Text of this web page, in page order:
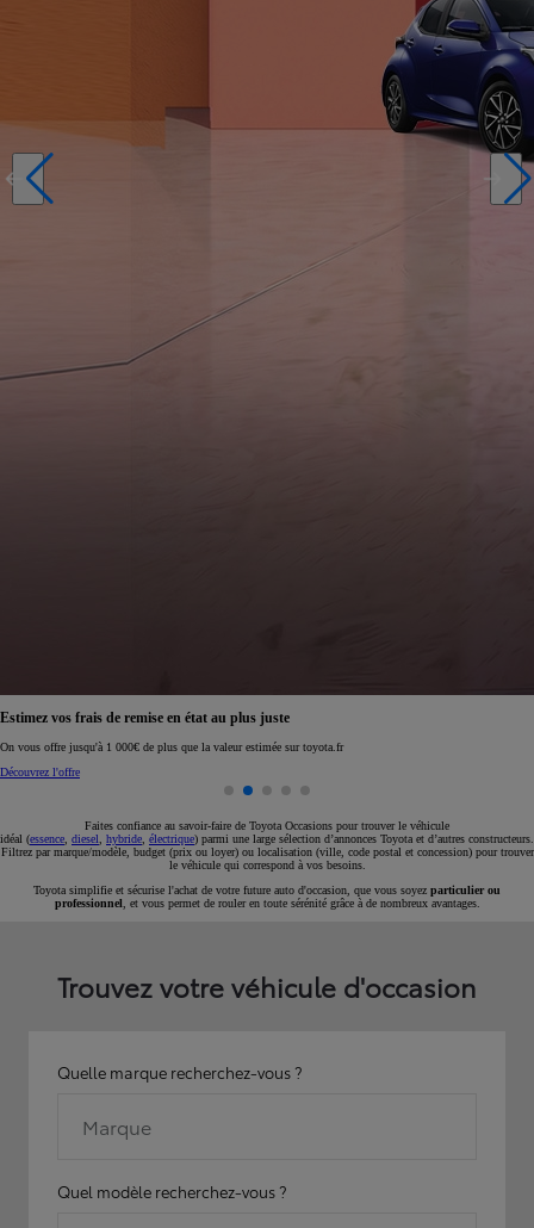
Réservez en ligne votre occasion pour 1€ seulement
Réservez en ligne
Faites confiance au savoir-faire de Toyota Occasions pour trouver le véhicule
idéal (essence diesel hybride électrique) parmi une large sélection d’annonces Toyota et d’autres constructeurs.
Filtrez par marque/modèle, budget (prix ou loyer) ou localisation (ville, code postal et concession) pour trouver
le véhicule qui correspond à vos besoins.
Toyota simplifie et sécurise l'achat de votre future auto d'occasion, que vous soyez particulier ou
professionnel , et vous permet de rouler en toute sérénité grâce à de nombreux avantages.
Trouvez votre véhicule d'occasion
Quelle marque recherchez-vous ?
Marque
Quel modèle recherchez-vous ?